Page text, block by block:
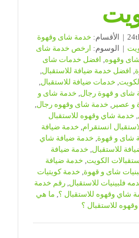
| الأقسام: خدمة شاى وقهوة
| الوسوم: ارخص خدمة شاى
وقهوه
افضل خدمات شاى
افضل خدمة ضيافة للاستقبال
خدمات ضيافة للاستقبال
شاى و قهوة رجال خدمة شاى و
و عصير خدمة شاى وقهوه رجال
خدمة شاي وقهوه للاستقبال
انستقرام خدمة ضيافة
شاى و قهوة خدمة ضيافة شاي
للاستقبال خدمة ضيافة
الكويت, خدمة ضيافة
شاى و قهوة خدمة كويتيات
فلبينيات للاستقبال رقم خدمة
شاي وقهوه للاستقبال ؟ ما هي
للاستقبال ؟